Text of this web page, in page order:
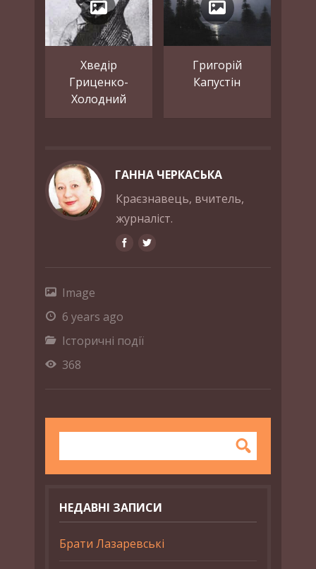
Хведір
Гриценко-
Холодний
Григорій
Капустін
ГАННА ЧЕРКАСЬКА
Краєзнавець, вчитель,
журналіст.
Image
6 years ago
Історичні події
368
НЕДАВНІ ЗАПИСИ
Брати Лазаревські